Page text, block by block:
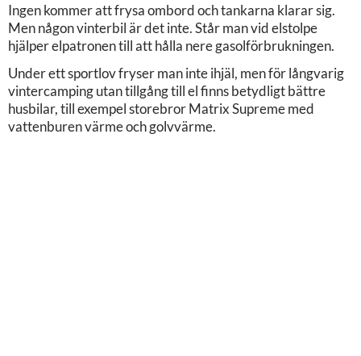
Ingen kommer att frysa ombord och tankarna klarar sig.
Men någon vinterbil är det inte. Står man vid elstolpe
hjälper elpatronen till att hålla nere gasolförbrukningen.
Under ett sportlov fryser man inte ihjäl, men för långvarig
vintercamping utan tillgång till el finns betydligt bättre
husbilar, till exempel storebror Matrix Supreme med
vattenburen värme och golvvärme.